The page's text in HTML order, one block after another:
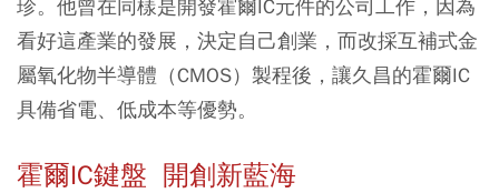
珍。他曾在同樣是開發霍爾IC元件的公司工作，因為
看好這產業的發展，決定自己創業，而改採互補式金
屬氧化物半導體（CMOS）製程後，讓久昌的霍爾IC
具備省電、低成本等優勢。
霍爾IC鍵盤 開創新藍海